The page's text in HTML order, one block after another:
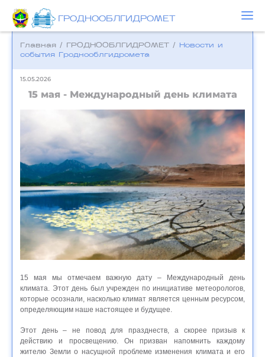
ГРОДНООБЛГИДРОМЕТ
Главная / ГРОДНООБЛГИДРОМЕТ /
Новости и
события Гроднооблгидромета
15.05.2026
15 мая - Международный день климата
15 мая мы отмечаем важную дату – Международный день
климата. Этот день был учрежден по инициативе метеорологов,
которые осознали, насколько климат является ценным ресурсом,
определяющим наше настоящее и будущее.
Этот день – не повод для празднеств, а скорее призыв к
действию и просвещению. Он призван напомнить каждому
жителю Земли о насущной проблеме изменения климата и его